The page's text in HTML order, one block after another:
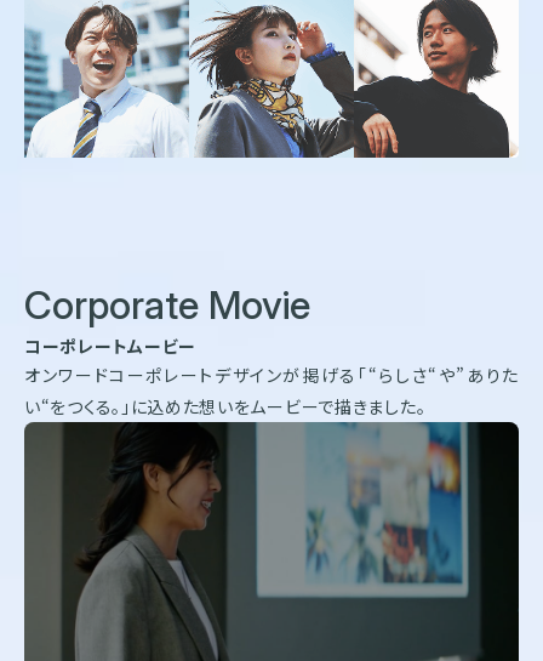
Corporate Movie
コーポレートムービー
オンワードコーポレートデザインが掲げる「“らしさ“や”ありた
い“をつくる。」に込めた想いをムービーで描きました。